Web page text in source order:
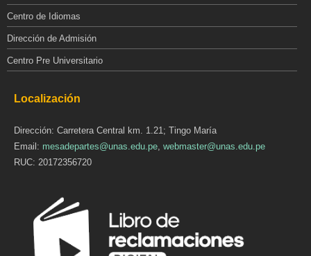
Centro de Idiomas
Dirección de Admisión
Centro Pre Universitario
Localización
Dirección: Carretera Central km. 1.21; Tingo María
Email: mesadepartes@unas.edu.pe webmaster@unas.edu.pe
RUC: 20172356720